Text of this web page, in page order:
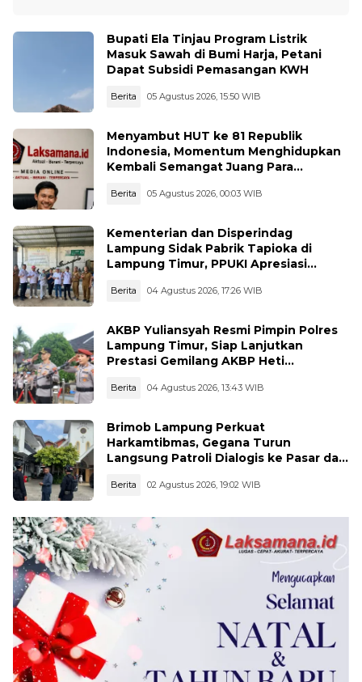
Bupati Ela Tinjau Program Listrik
Masuk Sawah di Bumi Harja, Petani
Dapat Subsidi Pemasangan KWH
Berita 05 Agustus 2026, 15:50 WIB
Menyambut HUT ke 81 Republik
Indonesia, Momentum Menghidupkan
Kembali Semangat Juang Para
Berita 05 Agustus 2026, 00:03 WIB
Kementerian dan Disperindag
Lampung Sidak Pabrik Tapioka di
Lampung Timur, PPUKI Apresiasi
Berita 04 Agustus 2026, 17:26 WIB
AKBP Yuliansyah Resmi Pimpin Polres
Lampung Timur, Siap Lanjutkan
Prestasi Gemilang AKBP Heti
Berita 04 Agustus 2026, 13:43 WIB
Brimob Lampung Perkuat
Harkamtibmas, Gegana Turun
Langsung Patroli Dialogis ke Pasar dan
Berita 02 Agustus 2026, 19:02 WIB